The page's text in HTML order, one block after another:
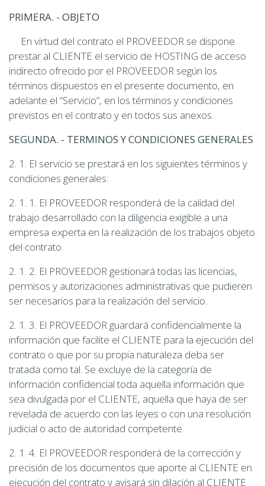
PRIMERA. - OBJETO
En virtud del contrato el PROVEEDOR se dispone
prestar al CLIENTE el servicio de HOSTING de acceso
indirecto ofrecido por el PROVEEDOR según los
términos dispuestos en el presente documento, en
adelante el “Servicio”, en los términos y condiciones
previstos en el contrato y en todos sus anexos.
SEGUNDA. - TERMINOS Y CONDICIONES GENERALES
2. 1. El servicio se prestará en los siguientes términos y
condiciones generales:
2. 1. 1. El PROVEEDOR responderá de la calidad del
trabajo desarrollado con la diligencia exigible a una
empresa experta en la realización de los trabajos objeto
del contrato.
2. 1. 2. El PROVEEDOR gestionará todas las licencias,
permisos y autorizaciones administrativas que pudieren
ser necesarios para la realización del servicio.
2. 1. 3. El PROVEEDOR guardará confidencialmente la
información que facilite el CLIENTE para la ejecución del
contrato o que por su propia naturaleza deba ser
tratada como tal. Se excluye de la categoría de
información confidencial toda aquella información que
sea divulgada por el CLIENTE, aquella que haya de ser
revelada de acuerdo con las leyes o con una resolución
judicial o acto de autoridad competente.
2. 1. 4. El PROVEEDOR responderá de la corrección y
precisión de los documentos que aporte al CLIENTE en
ejecución del contrato y avisará sin dilación al CLIENTE